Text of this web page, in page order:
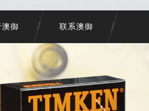
澳御 联系澳御